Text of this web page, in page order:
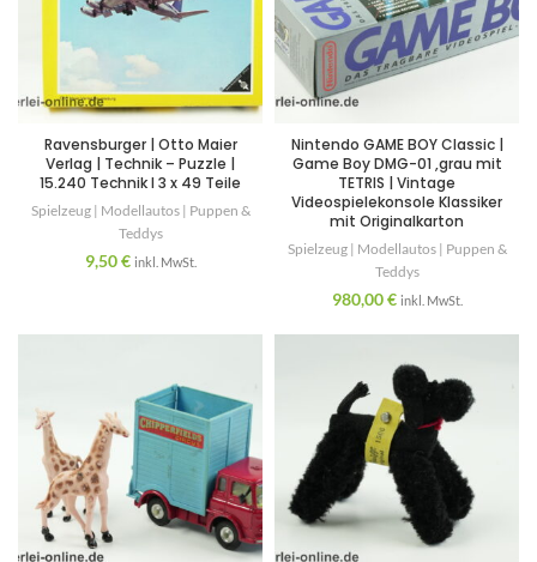
Ravensburger | Otto Maier
Verlag | Technik – Puzzle |
15.240 Technik I 3 x 49 Teile
Spielzeug | Modellautos | Puppen &
Teddys
9,50€ inkl. MwSt.
Nintendo GAME BOY Classic |
Game Boy DMG-01 ,grau mit
TETRIS | Vintage
Videospielekonsole Klassiker
mit Originalkarton
Spielzeug | Modellautos | Puppen &
Teddys
980,00€ inkl. MwSt.